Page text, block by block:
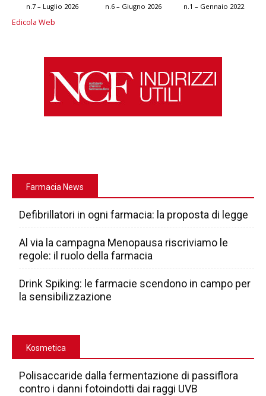
n.7 – Luglio 2026 n.6 – Giugno 2026 n.1 – Gennaio 2022
Edicola Web
Farmacia News
Defibrillatori in ogni farmacia: la proposta di legge
Al via la campagna Menopausa riscriviamo le
regole: il ruolo della farmacia
Drink Spiking: le farmacie scendono in campo per
la sensibilizzazione
Kosmetica
Polisaccaride dalla fermentazione di passiflora
contro i danni fotoindotti dai raggi UVB